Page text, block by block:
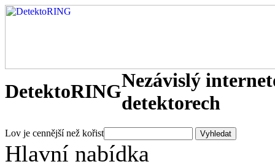
DetektoRINGNezávislý
detektorech
Lov je cennější než kořist
Hlavní nabídka